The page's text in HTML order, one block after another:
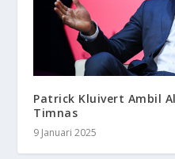
Patrick Kluivert Ambil
Timnas
9 Januari 2025